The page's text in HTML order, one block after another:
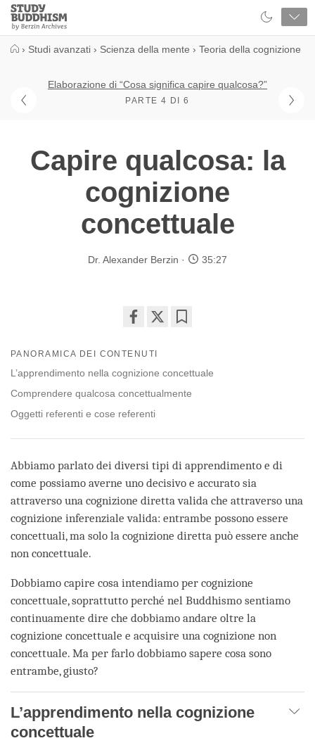
Close
Study
Buddhism
› Studi avanzati › Scienza della mente › Teoria della cognizione
Elaborazione di “Cosa significa capire qualcosa?”
PARTE 4 DI 6
Capire qualcosa: la
cognizione
concettuale
Dr. Alexander Berzin 35:27
on
facebook
PANORAMICA DEI CONTENUTI
L’apprendimento nella cognizione concettuale
Comprendere qualcosa concettualmente
Oggetti referenti e cose referenti
Abbiamo parlato dei diversi tipi di apprendimento e di
come possiamo averne uno decisivo e accurato sia
attraverso una cognizione diretta valida che attraverso una
cognizione inferenziale valida: entrambe possono essere
concettuali, ma solo la cognizione diretta può essere anche
non concettuale.
Dobbiamo capire cosa intendiamo per cognizione
concettuale, soprattutto perché nel Buddhismo sentiamo
continuamente dire che dobbiamo andare oltre la
cognizione concettuale e acquisire una cognizione non
concettuale. Ma per farlo dobbiamo sapere cosa sono
entrambe, giusto?
L’apprendimento nella cognizione
concettuale